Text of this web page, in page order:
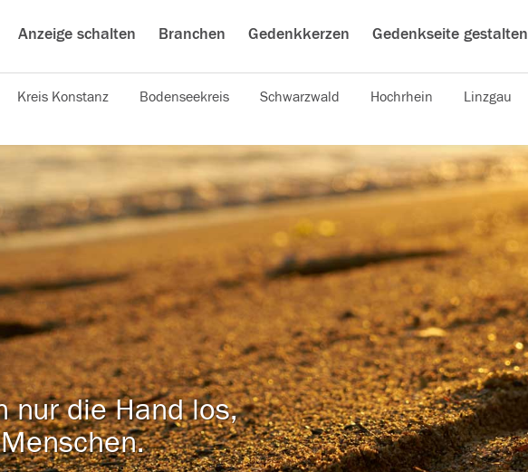
Anzeige schalten Branchen Gedenkkerzen Gedenkseite gestalten
Kreis Konstanz Bodenseekreis Schwarzwald Hochrhein Linzgau
nur die Hand los,